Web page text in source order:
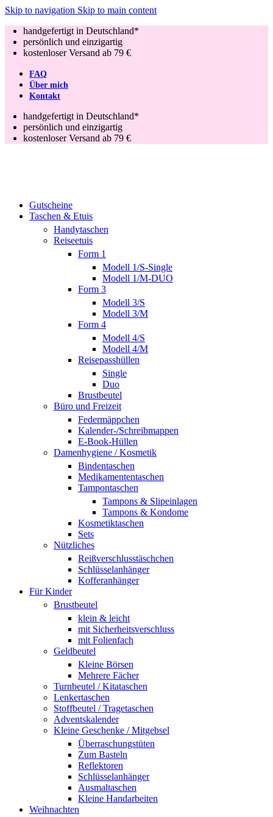
Skip to navigation Skip to main content
handgefertigt in Deutschland*
persönlich und einzigartig
kostenloser Versand ab 79 €
FAQ
Über mich
Kontakt
handgefertigt in Deutschland*
persönlich und einzigartig
kostenloser Versand ab 79 €
Gutscheine
Taschen & Etuis
Handytaschen
Reiseetuis
Form 1
Modell 1/S-Single
Modell 1/M-DUO
Form 3
Modell 3/S
Modell 3/M
Form 4
Modell 4/S
Modell 4/M
Reisepasshüllen
Single
Duo
Brustbeutel
Büro und Freizeit
Federmäppchen
Kalender-/Schreibmappen
E-Book-Hüllen
Damenhygiene / Kosmetik
Bindentaschen
Medikamententaschen
Tampontaschen
Tampons & Slipeinlagen
Tampons & Kondome
Kosmetiktaschen
Sets
Nützliches
Reißverschlusstäschchen
Schlüsselanhänger
Kofferanhänger
Für Kinder
Brustbeutel
klein & leicht
mit Sicherheitsverschluss
mit Folienfach
Geldbeutel
Kleine Börsen
Mehrere Fächer
Turnbeutel / Kitataschen
Lenkertaschen
Stoffbeutel / Tragetaschen
Adventskalender
Kleine Geschenke / Mitgebsel
Überraschungstüten
Zum Basteln
Reflektoren
Schlüsselanhänger
Ausmaltaschen
Kleine Handarbeiten
Weihnachten